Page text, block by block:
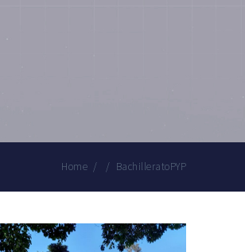
Home / / BachilleratoPYP